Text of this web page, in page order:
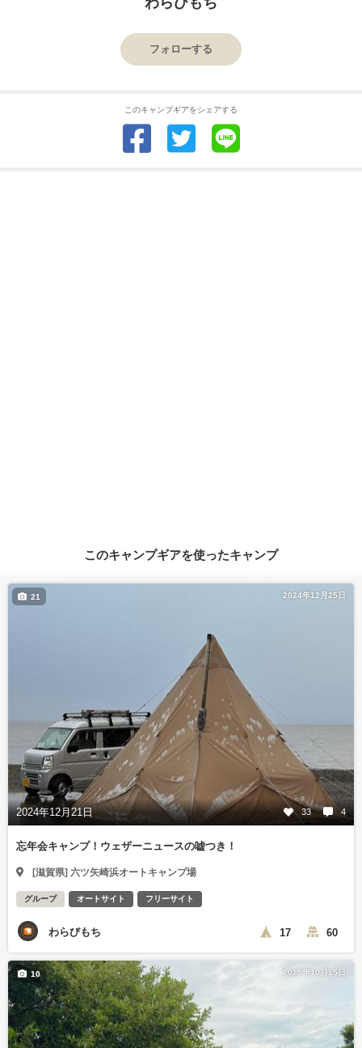
フォローする
このキャンプギアをシェアする
このキャンプギアを使ったキャンプ
2024年12月25日
2024年12月21日 33 4
21
忘年会キャンプ！ウェザーニュースの嘘つき！
[滋賀県] 六ツ矢崎浜オートキャンプ場
グループ オートサイト フリーサイト
わらびもち 17 60
2025年10月15日
10